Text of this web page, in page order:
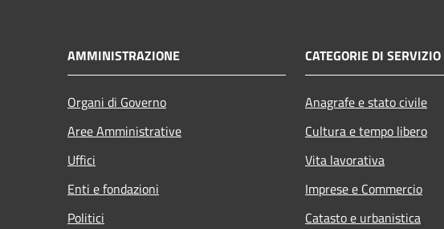
AMMINISTRAZIONE
Organi di Governo
Aree Amministrative
Uffici
Enti e fondazioni
Politici
CATEGORIE DI SERVIZIO
Anagrafe e stato civile
Cultura e tempo libero
Vita lavorativa
Imprese e Commercio
Catasto e urbanistica